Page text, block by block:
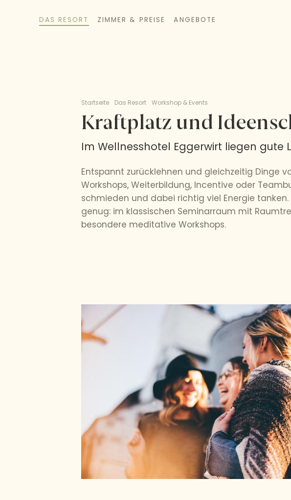
DAS RESORT ZIMMER & PREISE ANGEBOTE
Startseite Das Resort Workshop & Events
Kraftplatz und
Im Wellnesshotel Eggerwirt liegen gute
Entspannt zurücklehnen und gleichzeitig Dinge
Workshops, Weiterbildung, Incentive oder
schmieden und dabei richtig viel Energie
genug: im klassischen Seminarraum mit
besondere meditative Workshops.